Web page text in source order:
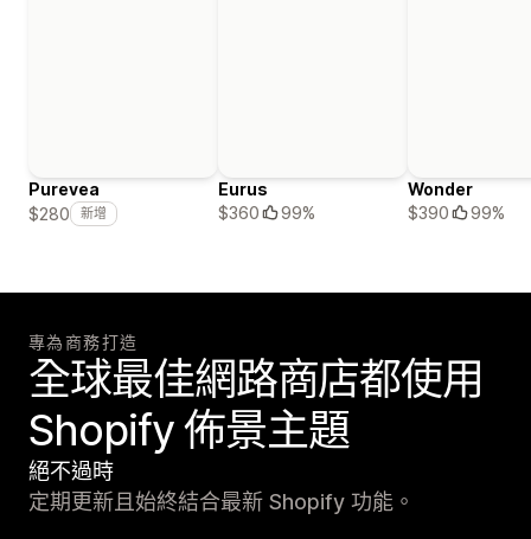
Purevea
$280
新增
Eurus
$360
99%
Wonder
$390
99%
專為商務打造
全球最佳網路商店都使用
Shopify 佈景主題
絕不過時
定期更新且始終結合最新 Shopify 功能。